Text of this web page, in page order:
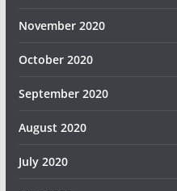
November 2020
October 2020
September 2020
August 2020
July 2020